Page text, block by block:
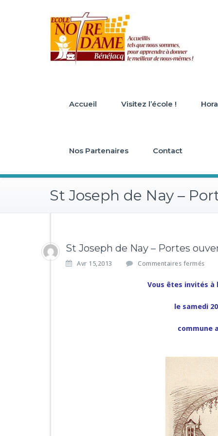
Accueil Visitez l’école !
Nos Partenaires Contact
St Joseph de Nay –
St Joseph de Nay – Portes
Avr 15,2013 Commentaires fermés
r
t
J
s
e
N
a
y
–
P
Vous êtes invités à
le samedi
commune